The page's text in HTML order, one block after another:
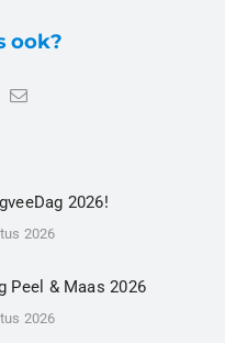
ook?
2026!
2026
Peel & Maas 2026
2026